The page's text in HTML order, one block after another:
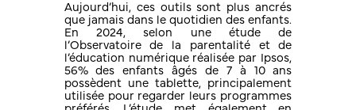
Aujourd’hui, ces outils sont plus ancrés
que jamais dans le quotidien des enfants.
En 2024, selon une étude de
l’Observatoire de la parentalité et de
l’éducation numérique réalisée par Ipsos,
56% des enfants âgés de 7 à 10 ans
possèdent une tablette, principalement
utilisée pour regarder leurs programmes